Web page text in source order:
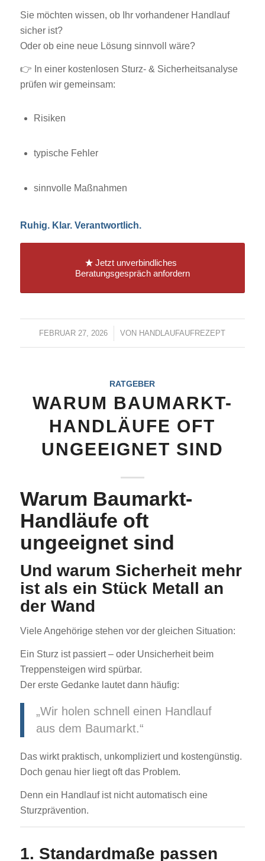
Sie möchten wissen, ob Ihr vorhandener Handlauf
sicher ist?
Oder ob eine neue Lösung sinnvoll wäre?
👉 In einer kostenlosen Sturz- & Sicherheitsanalyse
prüfen wir gemeinsam:
Risiken
typische Fehler
sinnvolle Maßnahmen
Ruhig. Klar. Verantwortlich.
Jetzt unverbindliches
Beratungsgespräch anfordern
FEBRUAR 27, 2026
/ VON HANDLAUFAUFREZEPT
RATGEBER
WARUM BAUMARKT-
HANDLÄUFE OFT
UNGEEIGNET SIND
Warum Baumarkt-
Handläufe oft
ungeeignet sind
Und warum Sicherheit mehr
ist als ein Stück Metall an
der Wand
Viele Angehörige stehen vor der gleichen Situation:
Ein Sturz ist passiert – oder Unsicherheit beim
Treppensteigen wird spürbar.
Der erste Gedanke lautet dann häufig:
„Wir holen schnell einen Handlauf
aus dem Baumarkt.“
Das wirkt praktisch, unkompliziert und kostengünstig.
Doch genau hier liegt oft das Problem.
Denn ein Handlauf ist nicht automatisch eine
Sturzprävention.
1. Standardmaße passen